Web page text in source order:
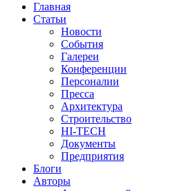
Главная
Статьи
Новости
События
Галереи
Конференции
Персоналии
Пресса
Архитектура
Строительство
HI-TECH
Документы
Предприятия
Блоги
Авторы